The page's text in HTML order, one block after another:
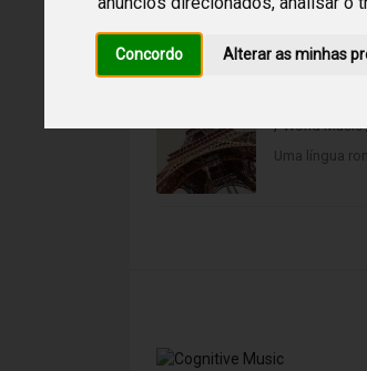
Concordo Alterar as minhas
Resultados encontrados
/World Music
Uma língua